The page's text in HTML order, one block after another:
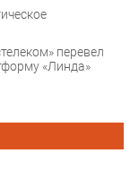
перевел
«Линда»